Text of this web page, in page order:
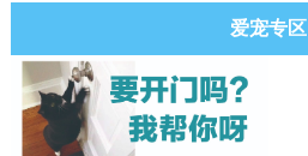
爱宠专区